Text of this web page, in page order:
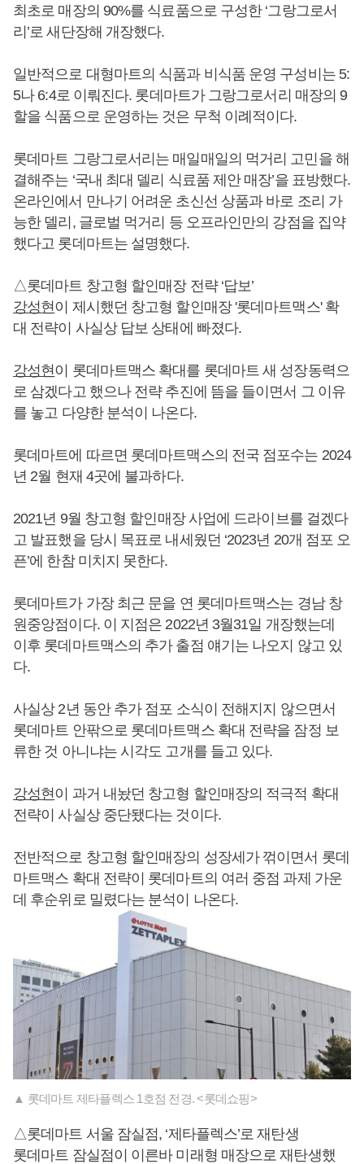
최초로 매장의 90%를 식료품으로 구성한 ‘그랑그로서
리’로 새단장해 개장했다.
일반적으로 대형마트의 식품과 비식품 운영 구성비는 5:
5나 6:4로 이뤄진다. 롯데마트가 그랑그로서리 매장의 9
할을 식품으로 운영하는 것은 무척 이례적이다.
롯데마트 그랑그로서리는 매일매일의 먹거리 고민을 해
결해주는 ‘국내 최대 델리 식료품 제안 매장’을 표방했다.
온라인에서 만나기 어려운 초신선 상품과 바로 조리 가
능한 델리, 글로벌 먹거리 등 오프라인만의 강점을 집약
했다고 롯데마트는 설명했다.
△롯데마트 창고형 할인매장 전략 ‘답보’
강성현이 제시했던 창고형 할인매장 '롯데마트맥스' 확
대 전략이 사실상 답보 상태에 빠졌다.
강성현이 롯데마트맥스 확대를 롯데마트 새 성장동력으
로 삼겠다고 했으나 전략 추진에 뜸을 들이면서 그 이유
를 놓고 다양한 분석이 나온다.
롯데마트에 따르면 롯데마트맥스의 전국 점포수는 2024
년 2월 현재 4곳에 불과하다.
2021년 9월 창고형 할인매장 사업에 드라이브를 걸겠다
고 발표했을 당시 목표로 내세웠던 ‘2023년 20개 점포 오
픈’에 한참 미치지 못한다.
롯데마트가 가장 최근 문을 연 롯데마트맥스는 경남 창
원중앙점이다. 이 지점은 2022년 3월31일 개장했는데
이후 롯데마트맥스의 추가 출점 얘기는 나오지 않고 있
다.
사실상 2년 동안 추가 점포 소식이 전해지지 않으면서
롯데마트 안팎으로 롯데마트맥스 확대 전략을 잠정 보
류한 것 아니냐는 시각도 고개를 들고 있다.
강성현이 과거 내놨던 창고형 할인매장의 적극적 확대
전략이 사실상 중단됐다는 것이다.
전반적으로 창고형 할인매장의 성장세가 꺾이면서 롯데
마트맥스 확대 전략이 롯데마트의 여러 중점 과제 가운
데 후순위로 밀렸다는 분석이 나온다.
▲ 롯데마트 제타플렉스 1호점 전경. <롯데쇼핑>
△롯데마트 서울 잠실점, ‘제타플렉스’로 재탄생
롯데마트 잠실점이 이른바 미래형 매장으로 재탄생했